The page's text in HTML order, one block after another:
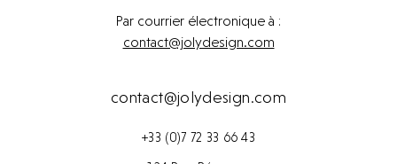
Par courrier électronique à :
contact@jolydesign.com
contact@jolydesign.com
+33 (0)7 72 33 66 43